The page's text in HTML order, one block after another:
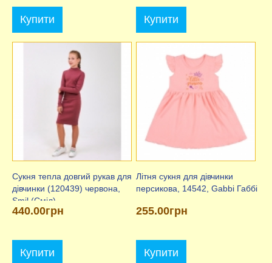
Купити Купити
Сукня тепла довгий рукав для
дівчинки (120439) червона,
Smil (Сміл)
440.00грн
Купити
Літня сукня для дівчинки
персикова, 14542, Gabbi Габбі
255.00грн
Купити